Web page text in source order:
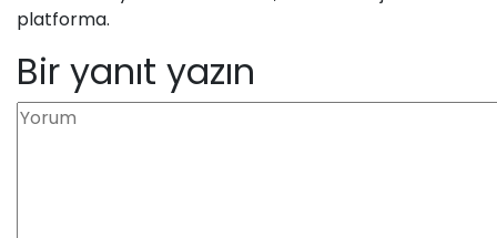
platforma.
Bir yanıt yazın